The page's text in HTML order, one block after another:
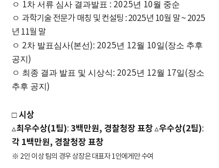
ㅇ 1차 서류 심사 결과발표 : 2025년 10월 중순
ㅇ 과학기술 전문가 매칭 및 컨설팅 : 2025년 10월 말~ 2025
년 11월 말
ㅇ 2차 발표심사(본선): 2025년 12월 10일(장소 추후
공지 )
ㅇ 최종 결과 발표 및 시상식: 2025년 12월 17일(장소
추후 공지 )
□시상
▵최우수상(1팀): 3백만원, 경찰청장 표창▵우수상(2팀):
각 1백만원, 경찰청장 표창
※ 2인 이상 팀의 경우 상장은 대표자1인에게만 수여